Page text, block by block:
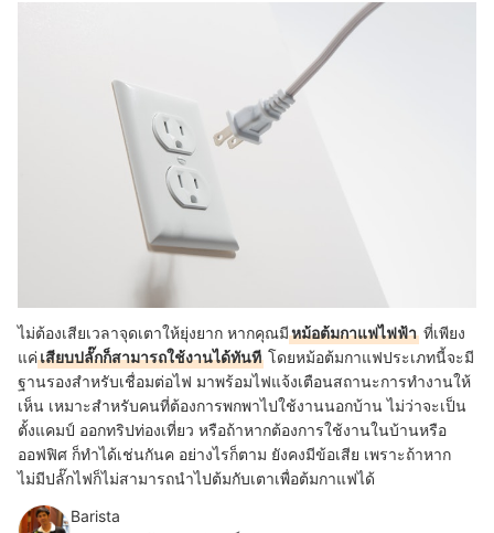
ไม่ต้องเสียเวลาจุดเตาให้ยุ่งยาก หากคุณมีหม้อต้มกาแฟไฟฟ้า ที่เพียง
แค่เสียบปลั๊กก็สามารถใช้งานได้ทันที โดยหม้อต้มกาแฟประเภทนี้จะมี
ฐานรองสำหรับเชื่อมต่อไฟ มาพร้อมไฟแจ้งเตือนสถานะการทำงานให้
เห็น เหมาะสำหรับคนที่ต้องการพกพาไปใช้งานนอกบ้าน ไม่ว่าจะเป็น
ตั้งแคมป์ ออกทริปท่องเที่ยว หรือถ้าหากต้องการใช้งานในบ้านหรือ
ออฟฟิศ ก็ทำได้เช่นกันค อย่างไรก็ตาม ยังคงมีข้อเสีย เพราะถ้าหาก
ไม่มีปลั๊กไฟก็ไม่สามารถนำไปต้มกับเตาเพื่อต้มกาแฟได้
Barista